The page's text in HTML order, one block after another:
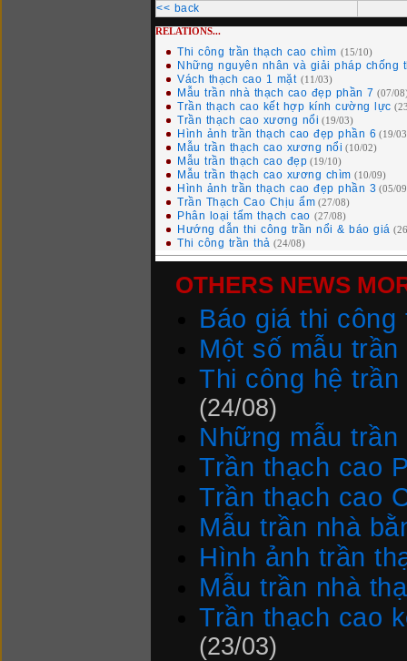
<< back
RELATIONS...
Thi công trần thạch cao chìm (15/10)
Những nguyên nhân và giải pháp chống
Vách thạch cao 1 mặt (11/03)
Mẫu trần nhà thạch cao đẹp phần 7 (07/
Trần thạch cao kết hợp kính cường lực
Trần thạch cao xương nổi (19/03)
Hình ảnh trần thạch cao đẹp phần 6 (19/
Mẫu trần thạch cao xương nổi (10/02)
Mẫu trần thạch cao đẹp (19/10)
Mẫu trần thạch cao xương chìm (10/09)
Hình ảnh trần thạch cao đẹp phần 3 (05/
Trần Thạch Cao Chịu ẩm (27/08)
Phân loại tấm thạch cao (27/08)
Hướng dẫn thi công trần nổi & báo giá
Thi công trần thả (24/08)
OTHERS NEWS
Báo giá thi
Một số mẫu
Thi công hệ
(24/08)
Những mẫu
Trần thạch cao
Trần thạch cao
Mẫu trần nhà
Hình ảnh trần
Mẫu trần nhà
Trần thạch cao
(23/03)